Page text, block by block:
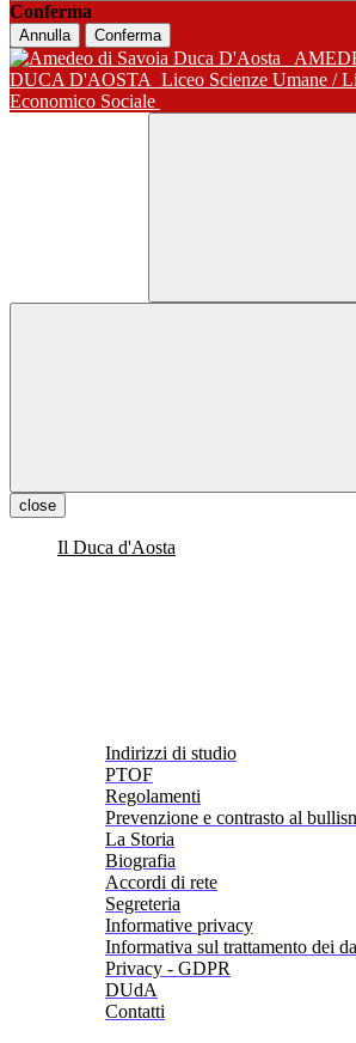
Conferma
Annulla Conferma
DUCA D'AOSTA Liceo Scienze Umane /
Economico Sociale
close
Il Duca d'Aosta
Indirizzi di studio
PTOF
Regolamenti
Prevenzione e contrasto al
La Storia
Biografia
Accordi di rete
Segreteria
Informative privacy
Informativa sul trattamento dei
Privacy - GDPR
DUdA
Contatti